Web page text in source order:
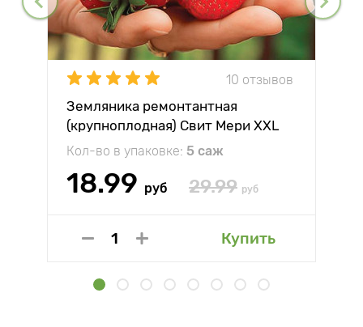
10 отзывов
Земляника ремонтантная
(крупноплодная) Свит Мери XXL
Кол-во в упаковке: 5 саж
18.99 руб 29.99 руб
Купить